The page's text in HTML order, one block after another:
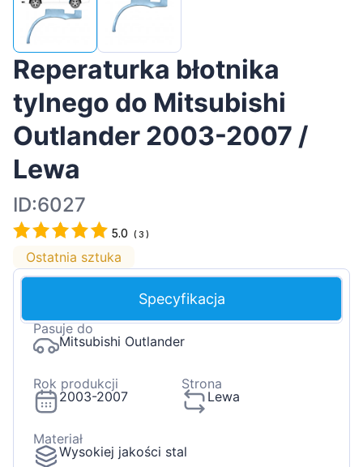
Reperaturka błotnika
tylnego do Mitsubishi
Outlander 2003-2007 /
Lewa
ID:6027
5.0 (3 )
Ostatnia sztuka
Specyfikacja
Pasuje do
Mitsubishi Outlander
Rok produkcji
2003-2007
Strona
Lewa
Materiał
Wysokiej jakości stal